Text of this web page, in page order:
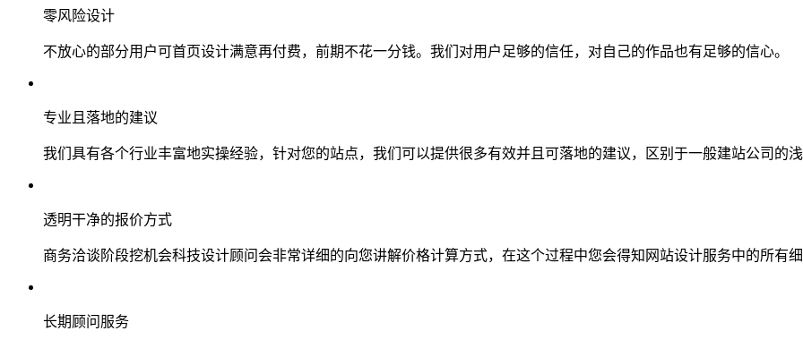
零风险设计
不放心的部分用户可首页设计满意再付费，前期不花一分钱。我们对用户足够的信任，对自己的作品也有足够的信心。
专业且落地的建议
我们具有各个行业丰富地实操经验，针对您的站点，我们可以提供很多有效并且可落地的建议，区别于一般建站公司的
透明干净的报价方式
商务洽谈阶段挖机会科技设计顾问会非常详细的向您讲解价格计算方式，在这个过程中您会得知网站设计服务中的所有
长期顾问服务